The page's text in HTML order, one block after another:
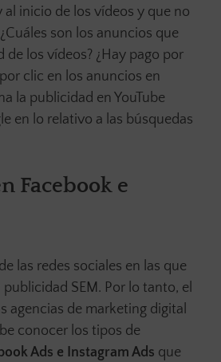
al inicio de los vídeos y que no
son los anuncios que
de los vídeos? ¿Hay pago por
clic en los anuncios en
la publicidad en YouTube
en lo relativo a las búsquedas
Facebook e
las redes sociales en las que
SEM. Por lo tanto, el
agencias de marketing digital
conocer los tipos de
Ads e Instagram Ads que